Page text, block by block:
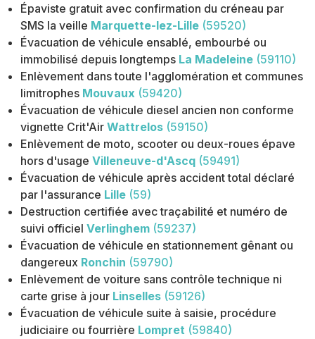
Épaviste gratuit avec confirmation du créneau par
SMS la veille Marquette-lez-Lille (59520)
Évacuation de véhicule ensablé, embourbé ou
immobilisé depuis longtemps La Madeleine (59110)
Enlèvement dans toute l'agglomération et communes
limitrophes Mouvaux (59420)
Évacuation de véhicule diesel ancien non conforme
vignette Crit'Air Wattrelos (59150)
Enlèvement de moto, scooter ou deux-roues épave
hors d'usage Villeneuve-d'Ascq (59491)
Évacuation de véhicule après accident total déclaré
par l'assurance Lille (59)
Destruction certifiée avec traçabilité et numéro de
suivi officiel Verlinghem (59237)
Évacuation de véhicule en stationnement gênant ou
dangereux Ronchin (59790)
Enlèvement de voiture sans contrôle technique ni
carte grise à jour Linselles (59126)
Évacuation de véhicule suite à saisie, procédure
judiciaire ou fourrière Lompret (59840)